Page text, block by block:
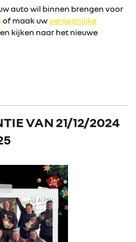
auto wil binnen brengen voor
of maak uw persoonlijke
kijken naar het nieuwe
VAN 21/12/2024